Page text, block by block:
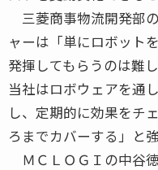
三菱商事物流開発部
ャーは「単にロボット
発揮してもらうのは難し
当社はロボウェアを通
し、定期的に効果をチ
ろまでカバーする」と強
ＭＣＬＯＧＩの中谷